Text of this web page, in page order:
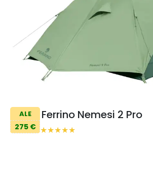
ALE
275 €
Ferrino Nemesi 2 Pro